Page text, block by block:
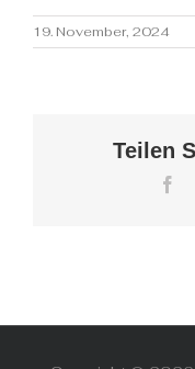
19. November, 2024
Teilen